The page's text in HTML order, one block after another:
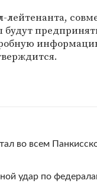
лейтенанта,
будут
во всем
удар по